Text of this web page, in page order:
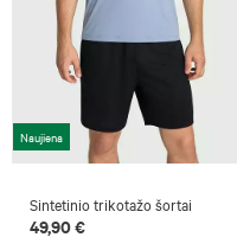
Naujiena
Sintetinio trikotažo šortai
49,90 €